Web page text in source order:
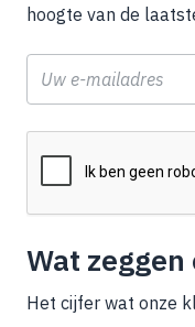
hoogte van de
mail
Wat
Het cijfer wat onze